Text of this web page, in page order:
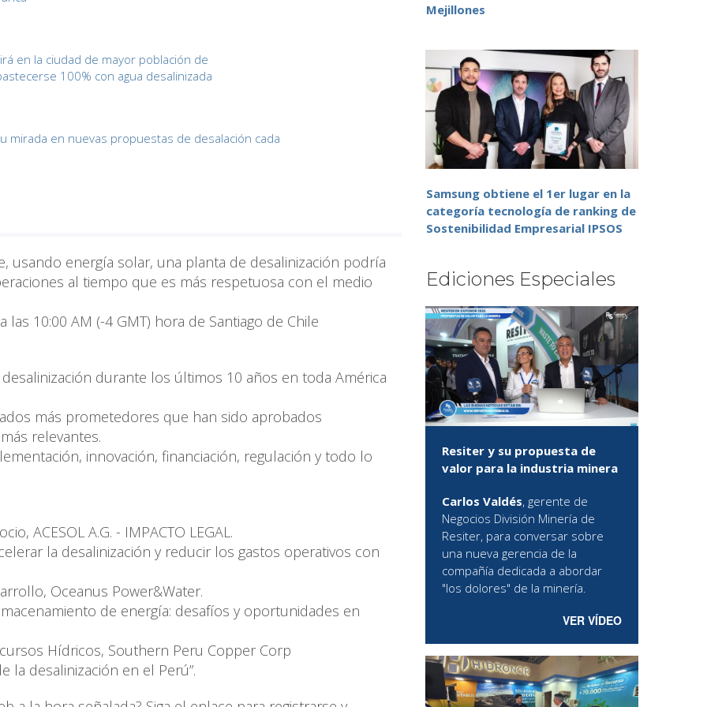
en la ciudad de mayor población de
100% con agua desalinizada
mirada en nuevas propuestas de desalación cada
usando energía solar, una planta de desalinización podría
al tiempo que es más respetuosa con el medio
las 10:00 AM (-4 GMT) hora de Santiago de Chile
durante los últimos 10 años en toda América
más prometedores que han sido aprobados
relevantes.
innovación, financiación, regulación y todo lo
ACESOL A.G. - IMPACTO LEGAL.
la desalinización y reducir los gastos operativos con
Oceanus Power&Water.
de energía: desafíos y oportunidades en
Hídricos, Southern Peru Copper Corp
la desalinización en el Perú”.
Mejillones
Samsung obtiene el 1er lugar en la
categoría tecnología de ranking de
Sostenibilidad Empresarial IPSOS
Ediciones Especiales
Resiter y su propuesta de
valor para la industria minera
Carlos Valdés, gerente de
Negocios División Minería de
Resiter, para conversar sobre
una nueva gerencia de la
compañía dedicada a abordar
"los dolores" de la minería.
VER VÍDEO